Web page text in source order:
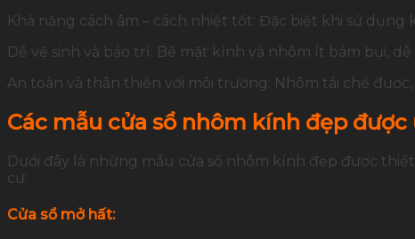
Khả năng cách âm – cách nhiệt tốt: Đặc biệt khi sử dụng
Dễ vệ sinh và bảo trì: Bề mặt kính và nhôm ít bám bụi,
An toàn và thân thiện với môi trường: Nhôm tái chế
Các mẫu cửa sổ nhôm kính đẹp
Dưới đây là những mẫu cửa sổ nhôm kính đẹp được
cư:
Cửa sổ mở hất: